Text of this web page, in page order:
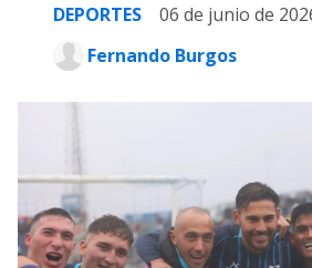
DEPORTES
06 de junio de
Fernando Burgos